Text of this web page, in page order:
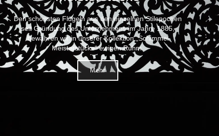
Den schönsten Flügeln aus den einzelnen Stilepochen
seit Gründung des Unternehmens im Jahre 1885,
bewahren wir in unserer Kollektion „Schimmel
Meisterstücke“ ewigen Ruhm.
Mehr